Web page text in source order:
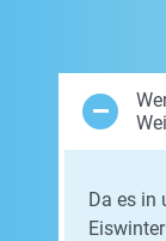
Da es in